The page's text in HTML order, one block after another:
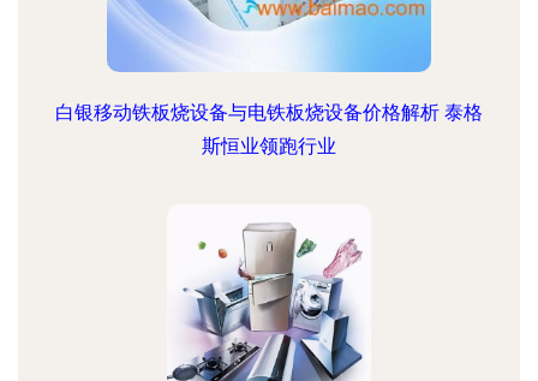
白银移动铁板烧设备与电铁板烧设备价格解析 泰格
斯恒业领跑行业